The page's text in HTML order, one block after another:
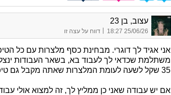
עצוב, בן 23
25/06/26 18:27
| דווח על עצה זו
אני אגיד לך דוגרי. מבחינת כסף מלצרות עם כל
משתלמת שכדאי לך לעבוד בא, בשאר העבודות
35 שקל לשעה לעומת המלצרות שאתה מקבל גם טיפים.
אם יש עבודה שאני כן ממליץ לך, זה למצוא אולי